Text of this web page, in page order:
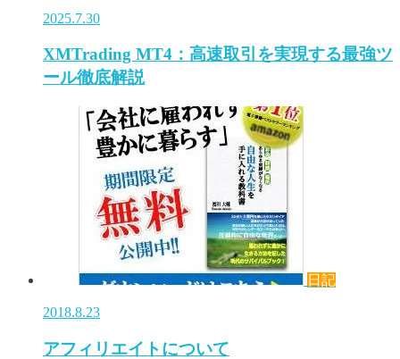
2025.7.30
XMTrading MT4：高速取引を実現する最強ツ
ール徹底解説
日記
2018.8.23
アフィリエイトについて